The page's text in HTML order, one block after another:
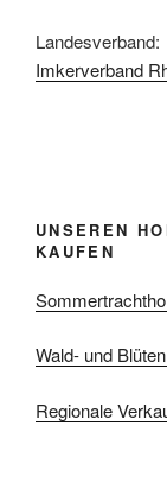
Landesverband:
Imkerverband
UNSEREN
KAUFEN
Wald- und
Regionale